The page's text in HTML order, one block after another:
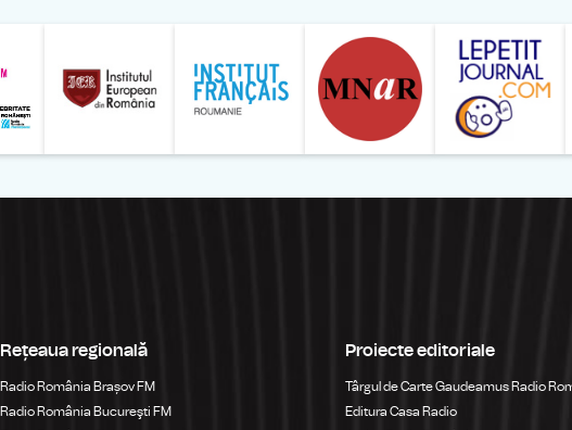
Liga Studentilor Romani din Strainatate - LSRS
Modernism | The Leading Romanian Art Magazine
Institului European din România
Institutul
Rețeaua regională
Radio România Brașov FM
Radio România Bucureşti FM
Proiecte editoriale
Târgul de Carte Gaudeamus Radio
Editura Casa Radio